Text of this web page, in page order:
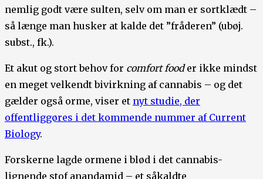
nemlig godt være sulten, selv om man er sortklædt –
så længe man husker at kalde det ”fråderen” (ubøj.
subst., fk.).
Et akut og stort behov for comfort fooder ikke mindst
en meget velkendt bivirkning af cannabis – og det
gælder også orme, viser et nyt studie, der
offentliggøres i det kommende nummer af Current
Biology.
Forskerne lagde ormene i blød i det cannabis-
lignende stof anandamid – et såkaldte